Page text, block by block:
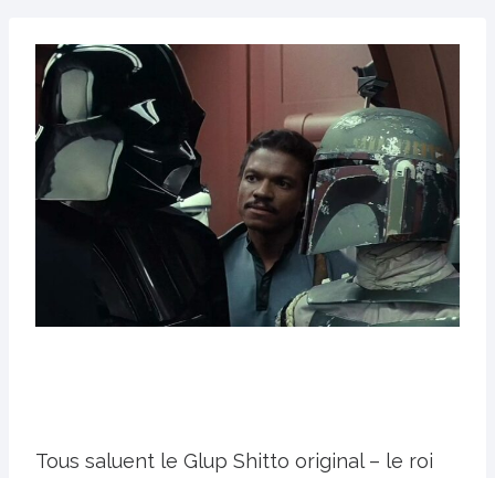
Tous saluent le Glup Shitto original – le roi